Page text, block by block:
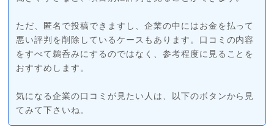
ただ、匿名で投稿できますし、企業の中にはお金を払って
悪い評判を削除しているケースもあります。口コミの内容
をすべて鵜呑みにするのではなく、参考程度に見ることを
おすすめします。
気になる企業の口コミが見たい人は、以下のボタンから見
てみて下さいね。